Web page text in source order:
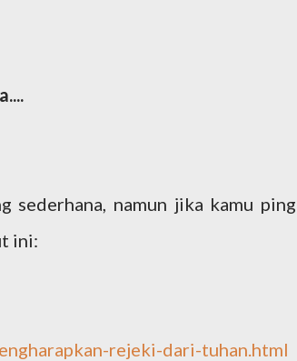
sederhana, namun jika kamu
ini:
rejeki-dari-tuhan.html